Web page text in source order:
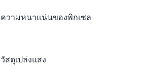
ความหนาแน่นของพิกเซล
วัสดุเปล่งแสง